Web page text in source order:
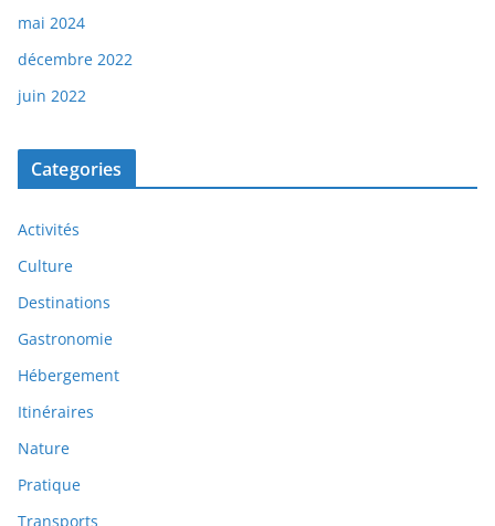
mai 2024
décembre 2022
juin 2022
Categories
Activités
Culture
Destinations
Gastronomie
Hébergement
Itinéraires
Nature
Pratique
Transports